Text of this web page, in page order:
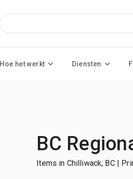
Hoe het werkt Diensten
BC
Items in Chilliwack, BC |